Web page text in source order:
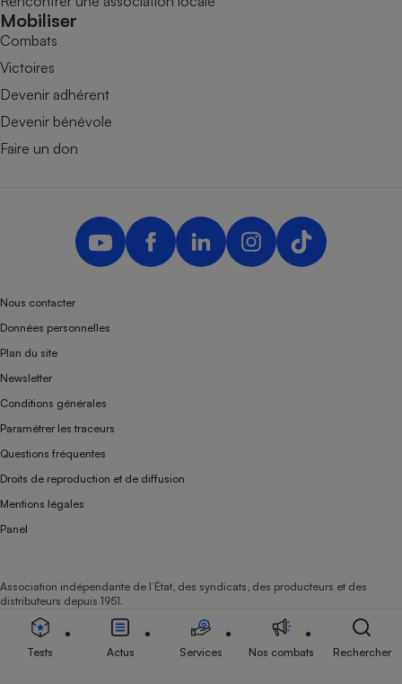
Mobiliser
Combats
Victoires
Devenir adhérent
Devenir bénévole
Faire un don
Nous contacter
Données personnelles
Plan du site
Newsletter
Conditions générales
Paramétrer les traceurs
Questions fréquentes
Droits de reproduction et de diffusion
Mentions légales
Panel
Association indépendante de l’État, des syndicats, des producteurs et des
distributeurs depuis 1951.
Tests Actus Services Nos combats Rechercher